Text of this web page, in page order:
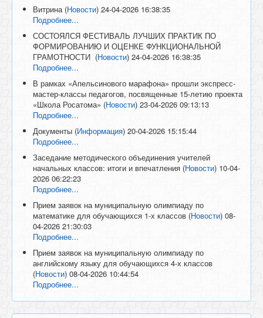
Витрина (Новости) 24-04-2026 16:38:35
Подробнее...
СОСТОЯЛСЯ ФЕСТИВАЛЬ ЛУЧШИХ ПРАКТИК ПО
ФОРМИРОВАНИЮ И ОЦЕНКЕ ФУНКЦИОНАЛЬНОЙ
ГРАМОТНОСТИ (Новости) 24-04-2026 16:38:35
Подробнее...
В рамках «Апельсинового марафона» прошли экспресс-
мастер-классы педагогов, посвященные 15-летию проекта
«Школа Росатома» (Новости) 23-04-2026 09:13:13
Подробнее...
Документы (Информация) 20-04-2026 15:15:44
Подробнее...
Заседание методического объединения учителей
начальных классов: итоги и впечатления (Новости) 10-04-
2026 06:22:23
Подробнее...
Прием заявок на муниципальную олимпиаду по
математике для обучающихся 1-х классов (Новости) 08-
04-2026 21:30:03
Подробнее...
Прием заявок на муниципальную олимпиаду по
английскому языку для обучающихся 4-х классов
(Новости) 08-04-2026 10:44:54
Подробнее...